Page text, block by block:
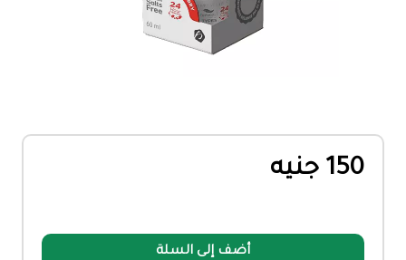
150 جنيه
أضف إلى السلة